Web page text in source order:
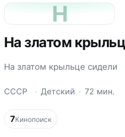
Н
На златом
На златом крыльце сидели
СССР · Детский · 72 мин.
7Кинопоиск